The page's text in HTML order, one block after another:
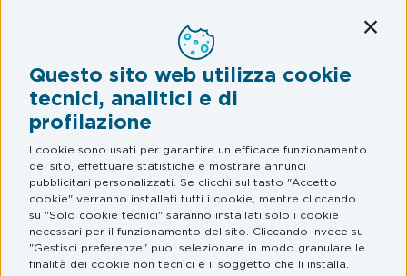
Questo sito web utilizza cookie
tecnici, analitici e di
profilazione
I cookie sono usati per garantire un efficace funzionamento
del sito, effettuare statistiche e mostrare annunci
pubblicitari personalizzati. Se clicchi sul tasto "Accetto i
cookie" verranno installati tutti i cookie, mentre cliccando
su "Solo cookie tecnici" saranno installati solo i cookie
necessari per il funzionamento del sito. Cliccando invece su
"Gestisci preferenze" puoi selezionare in modo granulare le
finalità dei cookie non tecnici e il soggetto che li installa.
Legal & Privacy
Termini e condizioni
Informativa privacy
Web Privacy e Cookie Policy
FAQ
Domande frequenti